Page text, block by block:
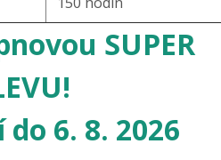
SUPER
6. 8. 2026